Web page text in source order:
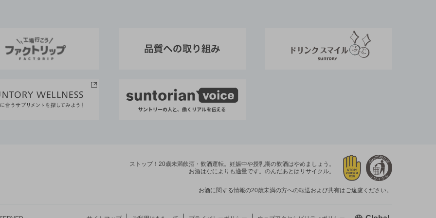
ストップ！20歳未満飲酒・飲酒運転。 妊娠中や授乳期の飲酒はやめましょう。
お酒はなによりも適量です。 のんだあとはリサイクル。
お酒に関する情報の20歳未満の方への転送および共有はご遠慮ください。